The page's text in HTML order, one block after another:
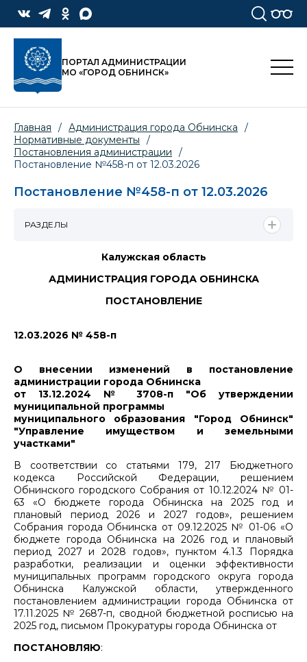
ПОРТАЛ АДМИНИСТРАЦИИ
МО «ГОРОД ОБНИНСК»
Главная / Администрация города Обнинска
/
Нормативные документы
/
Постановления администрации
/
Постановление №458-п от 12.03.2026
Постановление №458-п от 12.03.2026
Калужская область
АДМИНИСТРАЦИЯ ГОРОДА ОБНИНСКА
ПОСТАНОВЛЕНИЕ
12.03.2026 № 458-п
О внесении изменений в постановление
администрации города Обнинска
от 13.12.2024 № 3708-п "Об утверждении
муниципальной программы
муниципального образования "Город Обнинск"
"Управление имуществом и земельными
участками"
В соответствии со статьями 179, 217 Бюджетного
кодекса Российской Федерации, решением
Обнинского городского Собрания от 10.12.2024 № 01-
63 «О бюджете города Обнинска на 2025 год и
плановый период 2026 и 2027 годов», решением
Собрания города Обнинска от 09.12.2025 № 01-06 «О
бюджете города Обнинска на 2026 год и плановый
период 2027 и 2028 годов», пунктом 4.1.3 Порядка
разработки, реализации и оценки эффективности
муниципальных программ городского округа города
Обнинска Калужской области, утвержденного
постановлением администрации города Обнинска от
17.11.2025 № 2687-п, сводной бюджетной росписью на
2025 год, письмом Прокуратуры города Обнинска от
ПОСТАНОВЛЯЮ:
РАЗДЕЛЫ